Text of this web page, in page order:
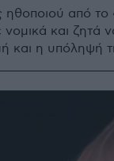
από το
και ζητά
και η υπόληψή